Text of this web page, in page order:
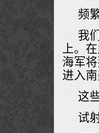
频
我
上。
海军
进入
这
试